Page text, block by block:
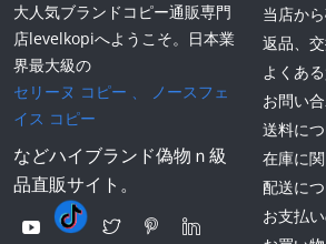
大人気ブランドコピー通販専門
店levelkopiへようこそ。日本業
界最大級の
セリーヌ コピー 、
ノースフェ
イス コピー
などハイブランド偽物ｎ級
品直販サイト。
当店か
返品、
よくあ
お問い
送料に
在庫に
配送に
お支払